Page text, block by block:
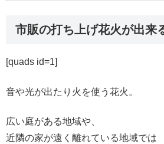
市販の打ち上げ花火が出来
[quads id=1]
音や光が出たり火を使う花火。
広い庭がある地域や、
近隣の家が遠く離れている地域では